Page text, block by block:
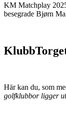
KM Matchplay
besegrade Bjørn
Här kan du, som
golfklubbor ligger